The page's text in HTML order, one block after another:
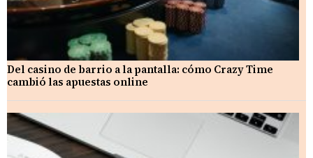
Del casino de barrio a la pantalla: cómo Crazy Time
cambió las apuestas online